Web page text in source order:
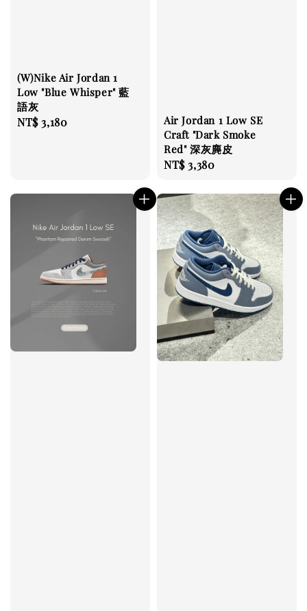
(W)Nike Air Jordan 1
Low "Blue Whisper" 藍
語灰
Regular
NT$ 3,180
Air Jordan 1 Low SE
Craft "Dark Smoke
Red" 深灰麂皮
Regular
NT$ 3,380